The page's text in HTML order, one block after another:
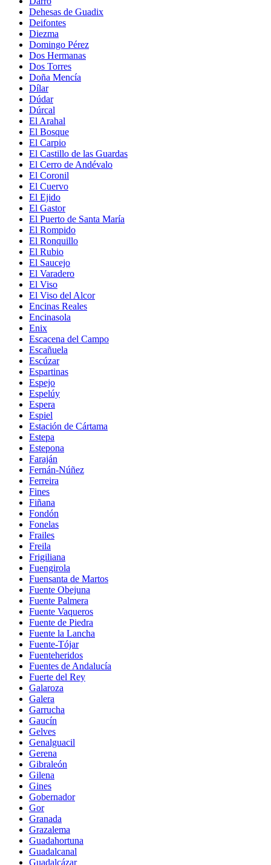
Dehesas de Guadix
Deifontes
Diezma
Domingo Pérez
Dos Hermanas
Dos Torres
Doña Mencía
Dílar
Dúdar
Dúrcal
El Arahal
El Bosque
El Carpio
El Castillo de las Guardas
El Cerro de Andévalo
El Coronil
El Cuervo
El Ejido
El Gastor
El Puerto de Santa María
El Rompido
El Ronquillo
El Rubio
El Saucejo
El Varadero
El Viso
El Viso del Alcor
Encinas Reales
Encinasola
Enix
Escacena del Campo
Escañuela
Escúzar
Espartinas
Espejo
Espelúy
Espera
Espiel
Estación de Cártama
Estepa
Estepona
Faraján
Fernán-Núñez
Ferreira
Fines
Fiñana
Fondón
Fonelas
Frailes
Freila
Frigiliana
Fuengirola
Fuensanta de Martos
Fuente Obejuna
Fuente Palmera
Fuente Vaqueros
Fuente de Piedra
Fuente la Lancha
Fuente-Tójar
Fuenteheridos
Fuentes de Andalucía
Fuerte del Rey
Galaroza
Galera
Garrucha
Gaucín
Gelves
Genalguacil
Gerena
Gibraleón
Gilena
Gines
Gobernador
Gor
Granada
Grazalema
Guadahortuna
Guadalcanal
Guadalcázar